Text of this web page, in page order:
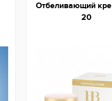
Отбеливающий
20